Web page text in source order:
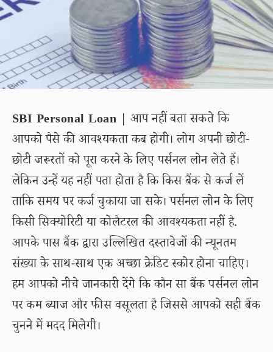
SBI Personal Loan | आप नहीं बता सकते कि
आपको पैसे की आवश्यकता कब होगी। लोग अपनी छोटी-
छोटी जरूरतों को पूरा करने के लिए पर्सनल लोन लेते हैं।
लेकिन उन्हें यह नहीं पता होता है कि किस बैंक से कर्ज लें
ताकि समय पर कर्ज चुकाया जा सके। पर्सनल लोन के लिए
किसी सिक्योरिटी या कोलैटरल की आवश्यकता नहीं है.
आपके पास बैंक द्वारा उल्लिखित दस्तावेजों की न्यूनतम
संख्या के साथ-साथ एक अच्छा क्रेडिट स्कोर होना चाहिए।
हम आपको नीचे जानकारी देंगे कि कौन सा बैंक पर्सनल लोन
पर कम ब्याज और फीस वसूलता है जिससे आपको सही बैंक
चुनने में मदद मिलेगी।